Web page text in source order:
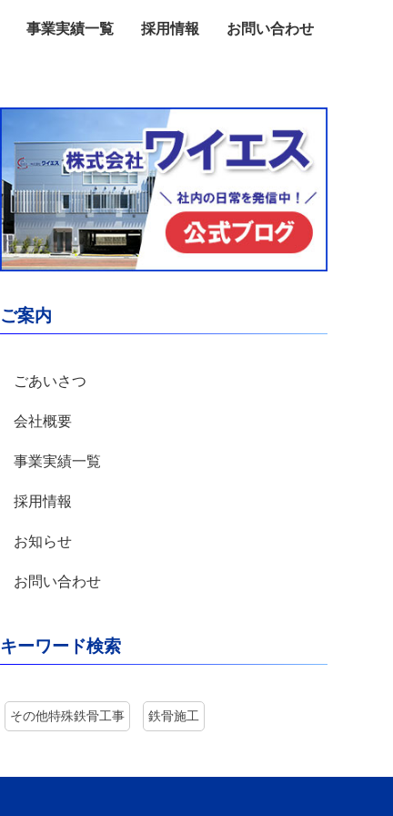
事業実績一覧 採用情報 お問い合わせ
ご案内
ごあいさつ
会社概要
事業実績一覧
採用情報
お知らせ
お問い合わせ
キーワード検索
その他特殊鉄骨工事 鉄骨施工